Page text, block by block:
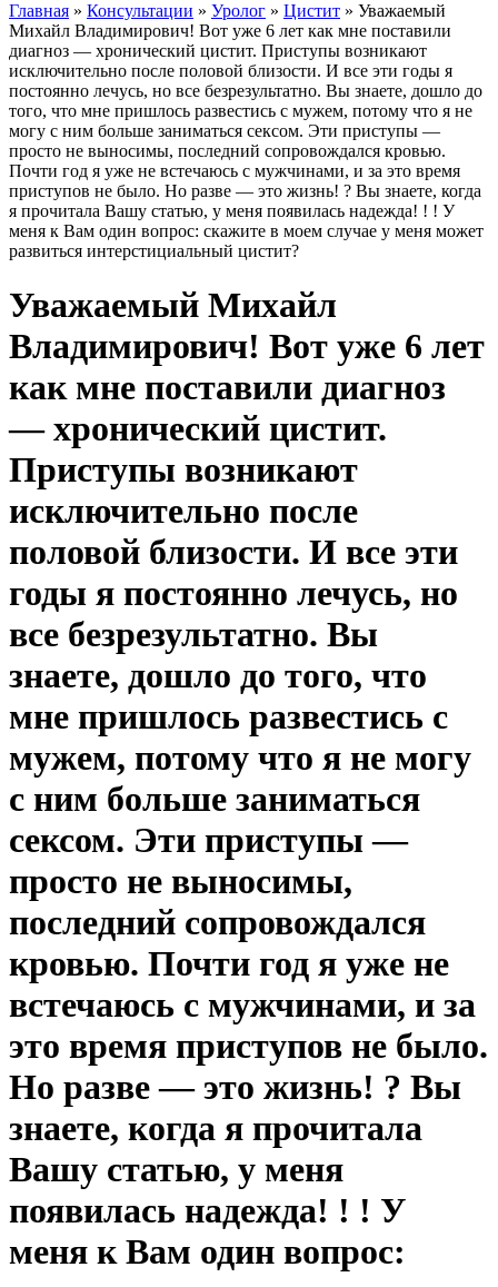
Главная » Консультации » Уролог » Цистит » Уважаемый
Михайл Владимирович! Вот уже 6 лет как мне поставили
диагноз — хронический цистит. Приступы возникают
исключительно после половой близости. И все эти годы я
постоянно лечусь, но все безрезультатно. Вы знаете, дошло до
того, что мне пришлось развестись с мужем, потому что я не
могу с ним больше заниматься сексом. Эти приступы —
просто не выносимы, последний сопровождался кровью.
Почти год я уже не встечаюсь с мужчинами, и за это время
приступов не было. Но разве — это жизнь! ? Вы знаете, когда
я прочитала Вашу статью, у меня появилась надежда! ! ! У
меня к Вам один вопрос: скажите в моем случае у меня может
развиться интерстициальный цистит?
Уважаемый Михайл
Владимирович! Вот уже 6 лет
как мне поставили диагноз
— хронический цистит.
Приступы возникают
исключительно после
половой близости. И все эти
годы я постоянно лечусь, но
все безрезультатно. Вы
знаете, дошло до того, что
мне пришлось развестись с
мужем, потому что я не могу
с ним больше заниматься
сексом. Эти приступы —
просто не выносимы,
последний сопровождался
кровью. Почти год я уже не
встечаюсь с мужчинами, и за
это время приступов не было.
Но разве — это жизнь! ? Вы
знаете, когда я прочитала
Вашу статью, у меня
появилась надежда! ! ! У
меня к Вам один вопрос: